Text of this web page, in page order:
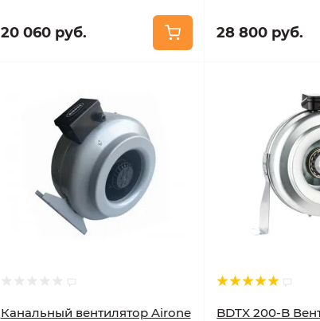
20 060 руб. 28 800 руб.
Канальный вентилятор Airone
BDTX 200-B